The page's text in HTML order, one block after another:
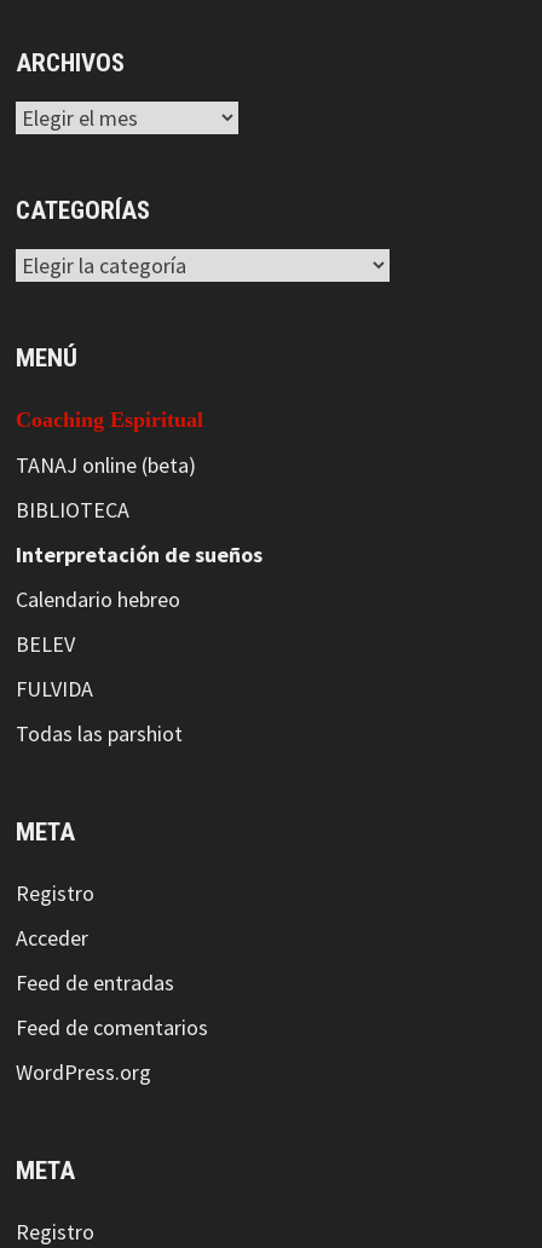
ARCHIVOS
Archivos
CATEGORÍAS
Categorías
MENÚ
Coaching Espiritual
TANAJ online (beta)
BIBLIOTECA
Interpretación de sueños
Calendario hebreo
BELEV
FULVIDA
Todas las parshiot
META
Registro
Acceder
Feed de entradas
Feed de comentarios
WordPress.org
META
Registro